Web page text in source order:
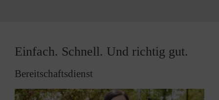
Einfach. Schnell. Und richtig gut.
Bereitschaftsdienst